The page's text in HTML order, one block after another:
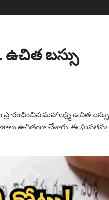
ఉచిత బస్సు
ప్రారంభించిన మహాలక్ష్మి ఉచిత బస్సు
ఉచితంగా చేశారు. ఈ ఘనతను